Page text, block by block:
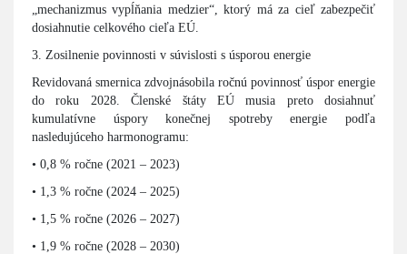
„mechanizmus vypĺňania medzier“, ktorý má za cieľ zabezpečiť
dosiahnutie celkového cieľa EÚ.
3. Zosilnenie povinnosti v súvislosti s úsporou energie
Revidovaná smernica zdvojnásobila ročnú povinnosť úspor energie
do roku 2028. Členské štáty EÚ musia preto dosiahnuť
kumulatívne úspory konečnej spotreby energie podľa
nasledujúceho harmonogramu:
• 0,8 % ročne (2021 – 2023)
• 1,3 % ročne (2024 – 2025)
• 1,5 % ročne (2026 – 2027)
• 1,9 % ročne (2028 – 2030)